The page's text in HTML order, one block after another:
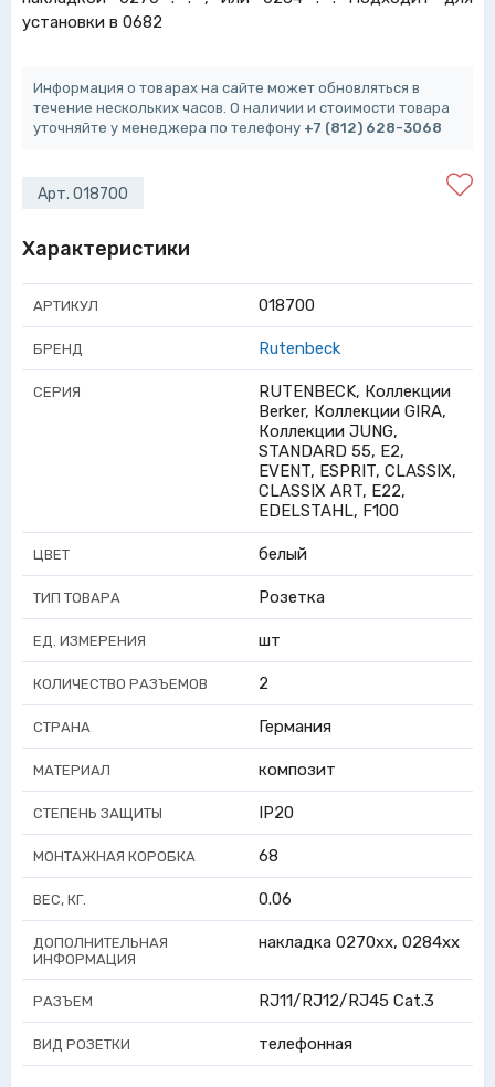
установки в 0682
Информация о товарах на сайте может обновляться в
течение нескольких часов. О наличии и стоимости товара
уточняйте у менеджера по телефону +7 (812) 628-3068
Арт. 018700
Характеристики
АРТИКУЛ 018700
БРЕНД Rutenbeck
СЕРИЯ
RUTENBECK, Коллекции
Berker, Коллекции GIRA,
Коллекции JUNG,
STANDARD 55, E2,
EVENT, ESPRIT, CLASSIX,
CLASSIX ART, E22,
EDELSTAHL, F100
ЦВЕТ белый
ТИП ТОВАРА Розетка
ЕД. ИЗМЕРЕНИЯ шт
КОЛИЧЕСТВО РАЗЪЕМОВ 2
СТРАНА Германия
МАТЕРИАЛ композит
СТЕПЕНЬ ЗАЩИТЫ IP20
МОНТАЖНАЯ КОРОБКА 68
ВЕС, КГ. 0.06
ДОПОЛНИТЕЛЬНАЯ
ИНФОРМАЦИЯ
накладка 0270хх, 0284хх
РАЗЪЕМ RJ11/RJ12/RJ45 Cat.3
ВИД РОЗЕТКИ телефонная